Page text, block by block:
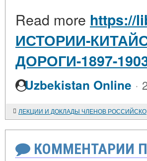
Read more https://
ИСТОРИИ-
ДОРОГИ-1897-
Uzbekistan Online ·
КОММЕНТАРИИ